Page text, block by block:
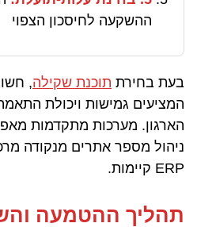
ההשקעה לחיסכון הצפוי
בעת בחירת תוכנת שקילה,
המציעים גמישות ויכולת
הארגון. מערכות מתקדמות
ניהול מספר אתרים מנקודה
ERP קיימות.
תהליך ההטמעה